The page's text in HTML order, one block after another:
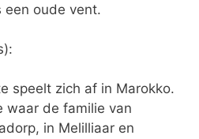
een oude vent.
speelt zich af in Marokko.
waar de familie van
in Melilliaar en